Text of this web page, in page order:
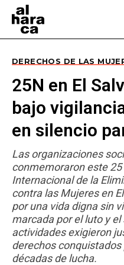
DERECHOS DE LAS
25N en El
bajo
en silencio
Las organizaciones
conmemoraron este
Internacional de la
contra las Mujeres en
por una vida digna sin
marcada por el luto y
actividades exigieron
derechos
décadas de lucha.